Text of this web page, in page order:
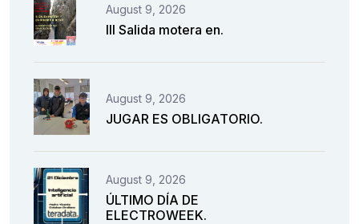
August 9, 2026
III Salida motera en.
August 9, 2026
JUGAR ES OBLIGATORIO.
August 9, 2026
ÚLTIMO DÍA DE
ELECTROWEEK.